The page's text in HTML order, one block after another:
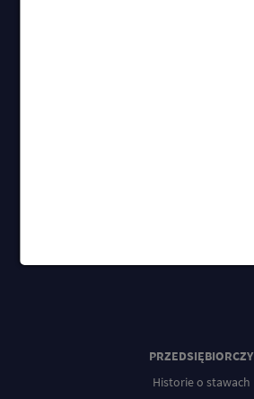
PRZEDSIĘBIORCZY
Historie o stawach